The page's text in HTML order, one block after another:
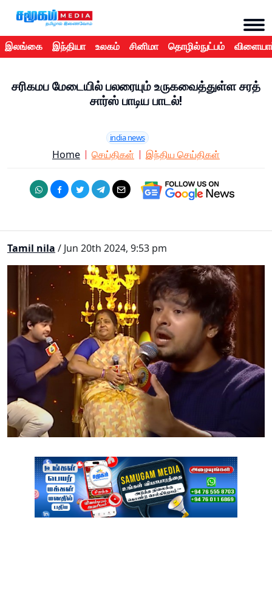
இலங்கை இந்தியா உலகம் சினிமா தொழில்நுட்பம்
சரிகமப மேடையில் பலரையும் உருகவைத்துள்ள சரத்
சார்ஸ் பாடிய பாடல்!
india news
Home செய்திகள் இந்திய செய்திகள்
Tamil nila / Jun 20th 2024, 9:53 pm